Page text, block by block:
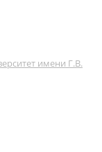
имени Г.В.